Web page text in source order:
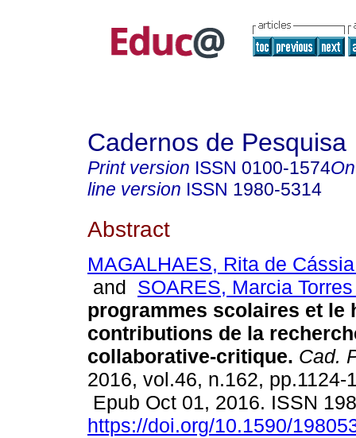
Cadernos de Pesquisa
Print version ISSN 0100-1574
line version ISSN 1980-5314
Abstract
MAGALHAES, Rita de
and SOARES, Marcia
programmes scolaires et le
contributions de la
collaborative-critique. Cad.
2016, vol.46, n.162, pp.1124-
Epub Oct 01, 2016. ISSN
https://doi.org/10.1590/